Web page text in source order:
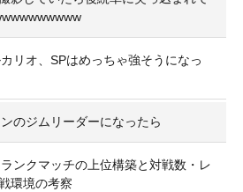
カリオ、SPはめっちゃ強そうになっ
のジムリーダーになったら
ランクマッチの上位構築と対戦数・レ
環境の考察